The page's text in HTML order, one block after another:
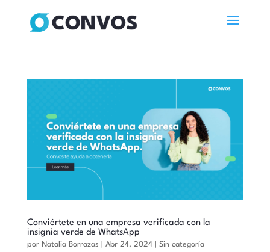
Conviértete en una empresa verificada con la
insignia verde de WhatsApp
por Natalia Borrazas Abr 24, 2024| Sin categoría